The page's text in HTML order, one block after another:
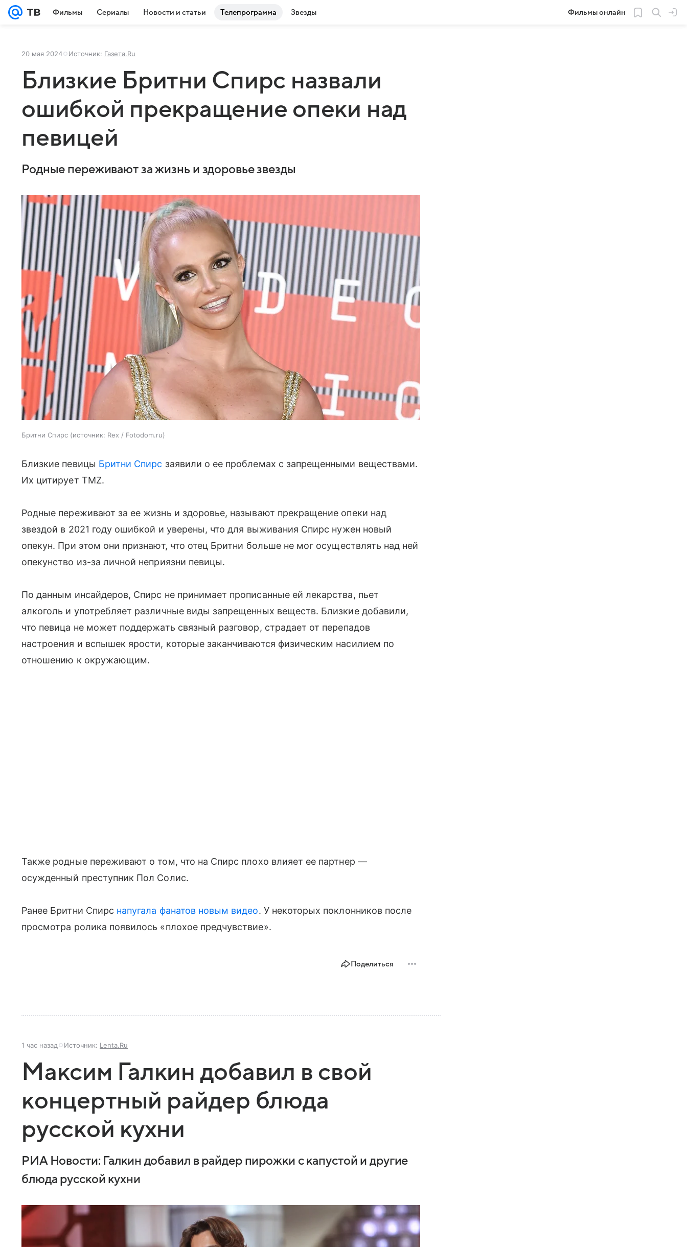
Фильмы Сериалы Новости и статьи Телепрограмма Звезды Фильмы онлайн
20 мая 2024 Источник: Газета.Ru
Близкие Бритни Спирс назвали
ошибкой прекращение опеки над
певицей
Родные переживают за жизнь и здоровье звезды
Бритни Спирс источник: Rex / Fotodom.ru
Близкие певицы Бритни Спирс заявили о ее проблемах с запрещенными веществами.
Их цитирует TMZ.
Родные переживают за ее жизнь и здоровье, называют прекращение опеки над
звездой в 2021 году ошибкой и уверены, что для выживания Спирс нужен новый
опекун. При этом они признают, что отец Бритни больше не мог осуществлять над ней
опекунство из-за личной неприязни певицы.
По данным инсайдеров, Спирс не принимает прописанные ей лекарства, пьет
алкоголь и употребляет различные виды запрещенных веществ. Близкие добавили,
что певица не может поддержать связный разговор, страдает от перепадов
настроения и вспышек ярости, которые заканчиваются физическим насилием по
отношению к окружающим.
Также родные переживают о том, что на Спирс плохо влияет ее партнер —
осужденный преступник Пол Солис.
Ранее Бритни Спирс напугала фанатов новым видео. У некоторых поклонников после
просмотра ролика появилось «плохое предчувствие».
Поделиться
1 час назад Источник: Lenta.Ru
Максим Галкин добавил в свой
концертный райдер блюда
русской кухни
РИА Новости: Галкин добавил в райдер пирожки с капустой и другие
блюда русской кухни